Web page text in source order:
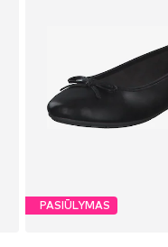
PASIŪLYMAS